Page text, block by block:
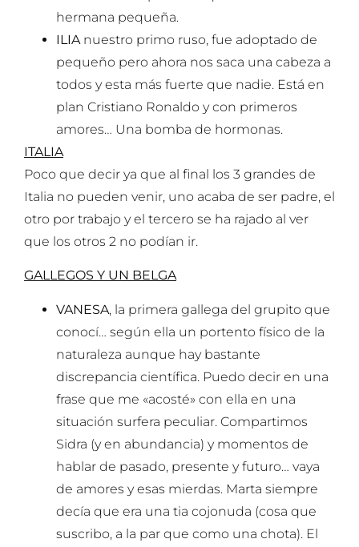
hermana pequeña.
ILIAnuestro primo ruso, fue adoptado de
pequeño pero ahora nos saca una cabeza a
todos y esta más fuerte que nadie. Está en
plan Cristiano Ronaldo y con primeros
amores… Una bomba de hormonas.
ITALIA
Poco que decir ya que al final los 3 grandes de
Italia no pueden venir, uno acaba de ser padre, el
otro por trabajo y el tercero se ha rajado al ver
que los otros 2 no podían ir.
GALLEGOS Y UN BELGA
VANESA, la primera gallega del grupito que
conocí… según ella un portento físico de la
naturaleza aunque hay bastante
discrepancia científica. Puedo decir en una
frase que me «acosté» con ella en una
situación surfera peculiar. Compartimos
Sidra (y en abundancia) y momentos de
hablar de pasado, presente y futuro… vaya
de amores y esas mierdas. Marta siempre
decía que era una tia cojonuda (cosa que
suscribo, a la par que como una chota). El